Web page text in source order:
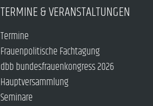
TERMINE & VERANSTALTUNGEN
Termine
Frauenpolitische Fachtagung
dbb bundesfrauenkongress 2026
Hauptversammlung
Seminare